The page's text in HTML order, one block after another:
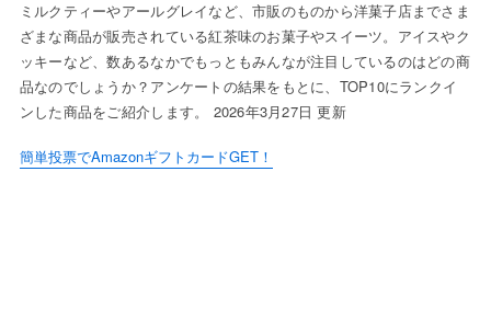
ミルクティーやアールグレイなど、市販のものから洋菓子店までさま
ざまな商品が販売されている紅茶味のお菓子やスイーツ。アイスやク
ッキーなど、数あるなかでもっともみんなが注目しているのはどの商
品なのでしょうか？アンケートの結果をもとに、TOP10にランクイ
ンした商品をご紹介します。 2026年3月27日 更新
簡単投票でAmazonギフトカードGET！